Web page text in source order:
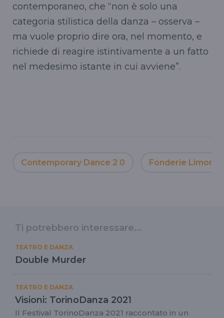
contemporaneo, che “non è solo una
categoria stilistica della danza – osserva –
ma vuole proprio dire ora, nel momento, e
richiede di reagire istintivamente a un fatto
nel medesimo istante in cui avviene”.
Contemporary Dance 2 0 Fonderie Limone
Ti potrebbero interessare...
TEATRO E DANZA
Double Murder
TEATRO E DANZA
Visioni: TorinoDanza 2021
Il Festival TorinoDanza 2021 raccontato in un